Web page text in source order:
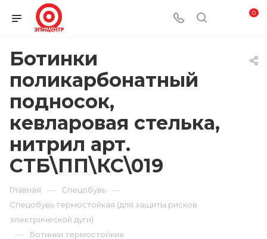
0
Ботинки
поликарбонатный
подносок,
кевларовая стелька,
нитрил арт.
СТБ\ПП\КС\019
Главная — Спецобувь —
Спецобувь термостойкая (для защиты рисков
электрической дуги)
— Ботинки термостойкие